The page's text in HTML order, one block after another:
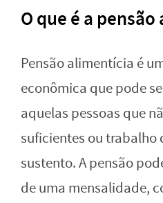
O que é a
Pensão alimentícia é
econômica que pode
aquelas pessoas que
suficientes ou trabalho
sustento. A pensão
de uma mensalidade,